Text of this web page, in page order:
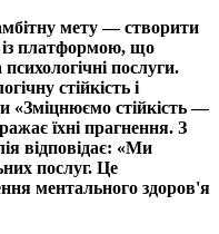
мету — створити
із платформою, що
послуги.
стійкість і
«Зміцнюємо стійкість —
їхні прагнення. З
відповідає: «Ми
послуг. Це
ментального здоров'я